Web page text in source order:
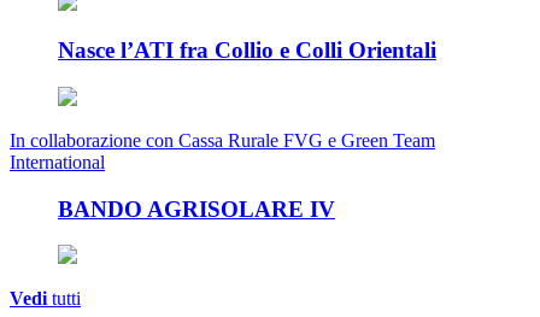
Nasce l’ATI fra Collio e Colli Orientali
In collaborazione con Cassa Rurale FVG e Green Team
International
BANDO AGRISOLARE IV
Veditutti